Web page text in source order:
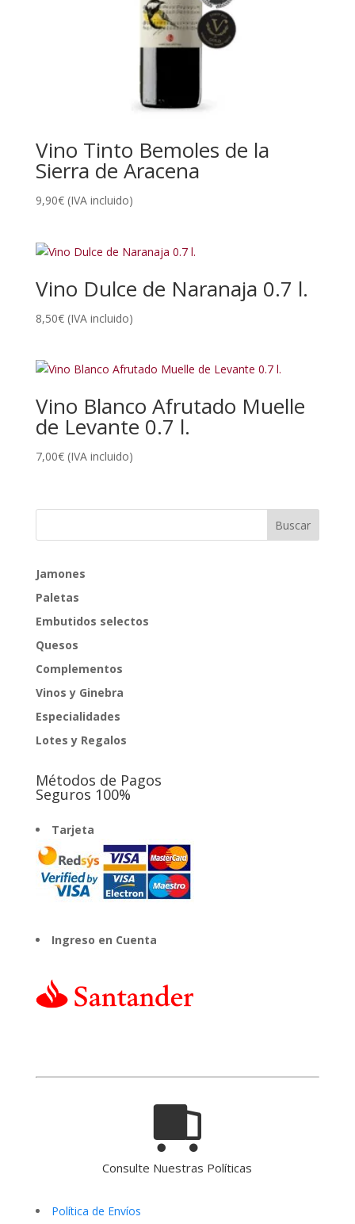
Vino Tinto Bemoles de la
Sierra de Aracena
9,90€ (IVA incluido)
Vino Dulce de Naranaja 0.7 l.
8,50€ (IVA incluido)
Vino Blanco Afrutado Muelle
de Levante 0.7 l.
7,00€ (IVA incluido)
Jamones
Paletas
Embutidos selectos
Quesos
Complementos
Vinos y Ginebra
Especialidades
Lotes y Regalos
Métodos de Pagos
Seguros 100%
Tarjeta
Ingreso en Cuenta
Consulte Nuestras Políticas
Política de Envíos